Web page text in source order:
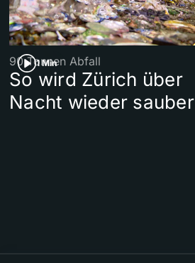
1 Min
90 Tonnen Abfall
So wird Zürich über
Nacht wieder sauber